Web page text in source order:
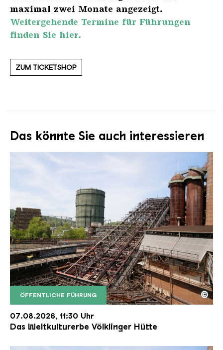
maximal zwei Monate angezeigt.
Weitergehende Termine für Führungen
finden Sie hier.
ZUM TICKETSHOP
Das könnte Sie auch interessieren
ÖFFENTLICHE FÜHRUNG
Der Erzschrägaufzug der Völklinger Hütte mit
Copyright: Weltkulturerbe Völklinger Hütte | Karl
©
07.08.2026, 11:30 Uhr
Das Weltkulturerbe Völklinger Hütte